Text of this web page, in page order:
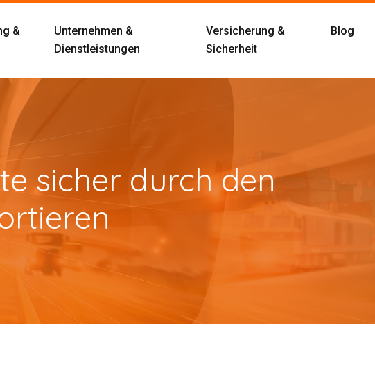
&
Unternehmen &
Dienstleistungen
Versicherung &
Sicherheit
Blog
sicher durch den